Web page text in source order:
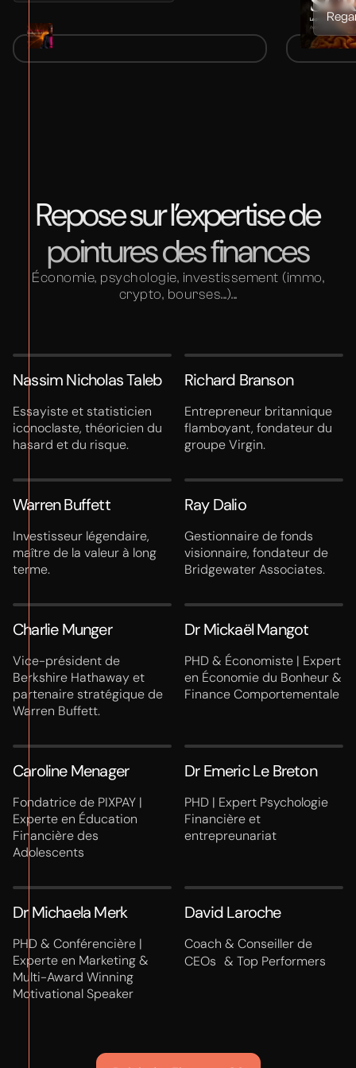
Repose sur l’expertise de
pointures des finances
Économie, psychologie, investissement (immo,
crypto, bourses...)...
Nassim Nicholas Taleb
Essayiste et statisticien
iconoclaste, théoricien du
hasard et du risque.
Richard Branson
Entrepreneur britannique
flamboyant, fondateur du
groupe Virgin.
Warren Buffett
Investisseur légendaire,
maître de la valeur à long
terme.
Ray Dalio
Gestionnaire de fonds
visionnaire, fondateur de
Bridgewater Associates.
Charlie Munger
Vice-président de
Berkshire Hathaway et
partenaire stratégique de
Warren Buffett.
Dr Mickaël Mangot
PHD & Économiste | Expert
en Économie du Bonheur &
Finance Comportementale
Caroline Menager
Fondatrice de PIXPAY |
Experte en Éducation
Financière des
Adolescents
Dr Emeric Le Breton
PHD | Expert Psychologie
Financière et
entrepreunariat
Dr Michaela Merk
PHD & Conférencière |
Experte en Marketing &
Multi-Award Winning
Motivational Speaker
David Laroche
Coach & Conseiller de
CEOs & Top Performers